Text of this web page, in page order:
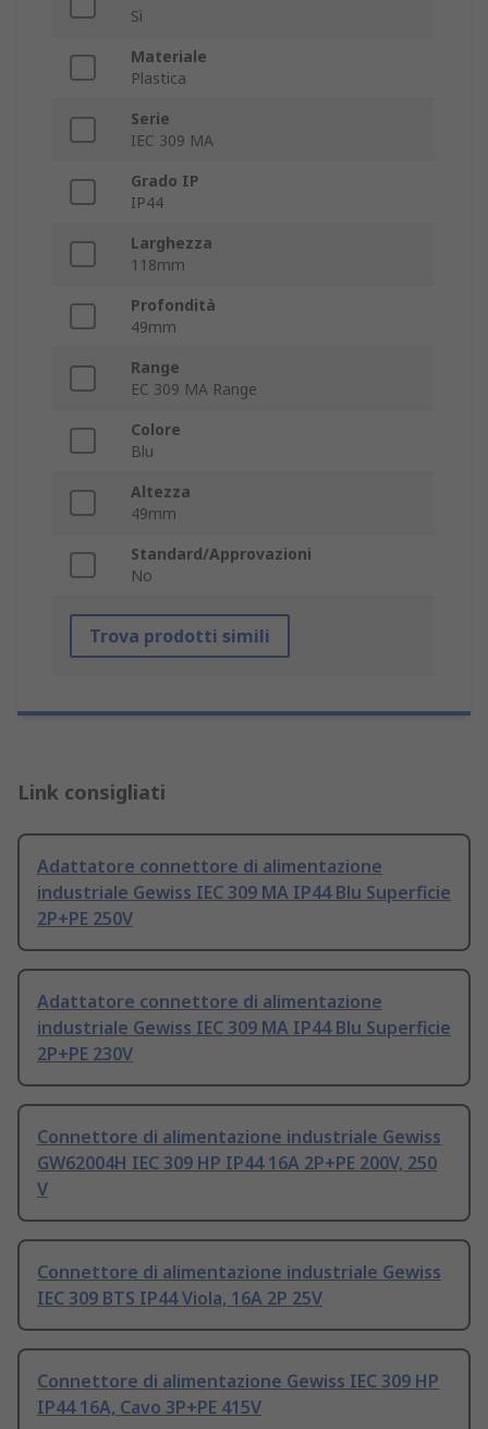
Sì
Materiale
Plastica
Serie
IEC 309 MA
Grado IP
IP44
Larghezza
118mm
Profondità
49mm
Range
EC 309 MA Range
Colore
Blu
Altezza
49mm
Standard/Approvazioni
No
Trova prodotti simili
Link consigliati
Adattatore connettore di alimentazione
industriale Gewiss IEC 309 MA IP44 Blu Superficie
2P+PE 250V
Adattatore connettore di alimentazione
industriale Gewiss IEC 309 MA IP44 Blu Superficie
2P+PE 230V
Connettore di alimentazione industriale Gewiss
GW62004H IEC 309 HP IP44 16A 2P+PE 200V, 250
V
Connettore di alimentazione industriale Gewiss
IEC 309 BTS IP44 Viola, 16A 2P 25V
Connettore di alimentazione Gewiss IEC 309 HP
IP44 16A, Cavo 3P+PE 415V